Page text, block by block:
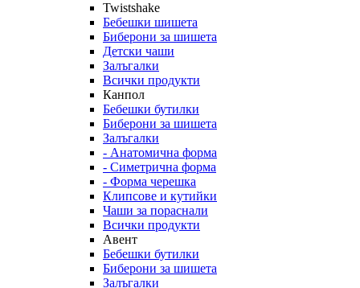
Twistshake
Бебешки шишета
Биберони за шишета
Детски чаши
Залъгалки
Всички продукти
Канпол
Бебешки бутилки
Биберони за шишета
Залъгалки
- Анатомична форма
- Симетрична форма
- Форма черешка
Клипсове и кутийки
Чаши за пораснали
Всички продукти
Авент
Бебешки бутилки
Биберони за шишета
Залъгалки